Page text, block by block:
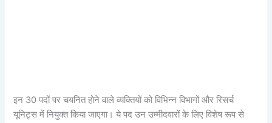
इन 30 पदों पर चयनित होने वाले व्यक्तियों को विभिन्न विभागों और रिसर्च
यूनिट्स में नियुक्त किया जाएगा। ये पद उन उम्मीदवारों के लिए विशेष रूप से